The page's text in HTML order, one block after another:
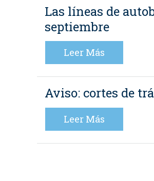
Las líneas de
septiembre
Leer Más
Aviso: cortes de
Leer Más